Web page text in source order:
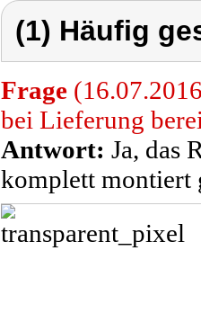
(1) Häufig
Frage
bei Lieferung
Antwort: Ja, das
komplett montiert